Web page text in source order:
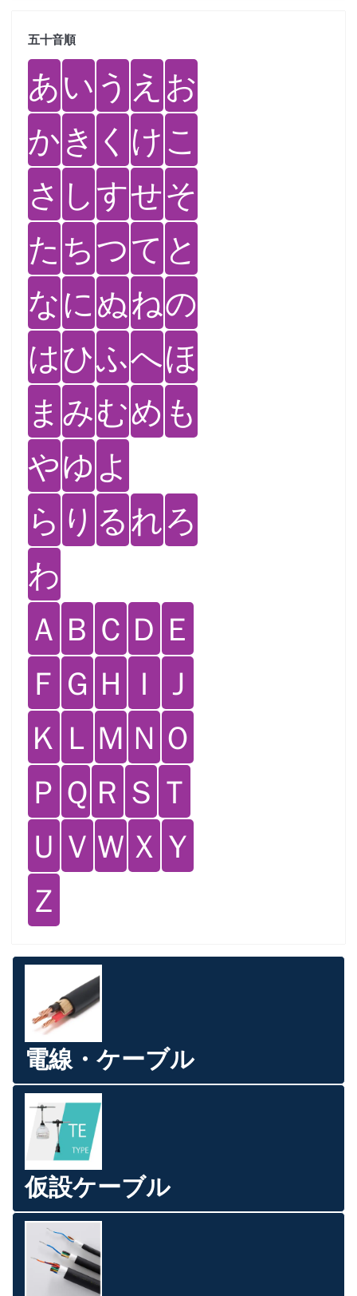
五十音順
あい う え お
かき く けこ
さ しすせそ
た ちつて と
なにぬねの
はひふへほ
ま みむめ も
やゆ よ
ら り るれろ
わ
Ａ Ｂ Ｃ Ｄ Ｅ
Ｆ Ｇ Ｈ Ｉ Ｊ
Ｋ Ｌ Ｍ Ｎ Ｏ
Ｐ Ｑ Ｒ Ｓ Ｔ
Ｕ Ｖ Ｗ Ｘ Ｙ
Ｚ
電線・ケーブル
仮設ケーブル